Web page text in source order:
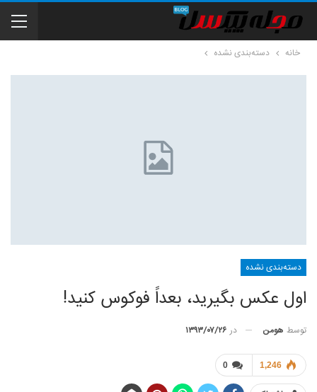
خانه دسته‌بندی نشده
دسته‌بندی نشده
اول عکس بگیرید، بعداً فوکوس کنید!
توسط هومن در ۱۳۹۳/۰۷/۲۶
0 1,246